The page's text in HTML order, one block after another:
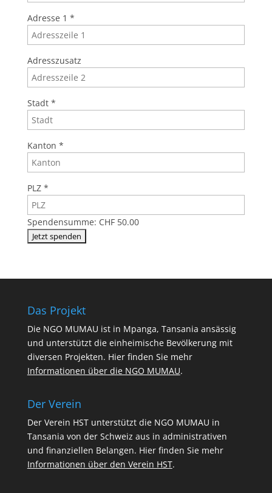
Adresse 1 *
Adresszusatz
Stadt *
Kanton *
PLZ *
Spendensumme: CHF 50.00
Das Projekt
Die NGO MUMAU ist in Mpanga, Tansania ansässig
und unterstützt die einheimische Bevölkerung mit
diversen Projekten. Hier finden Sie mehr
Informationen über die NGO MUMAU.
Der Verein
Der Verein HST unterstützt die NGO MUMAU in
Tansania von der Schweiz aus in administrativen
und finanziellen Belangen. Hier finden Sie mehr
Informationen über den Verein HST.